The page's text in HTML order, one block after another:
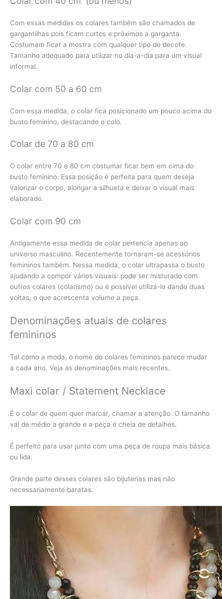
Com essas medidas os colares também são chamados de
gargantilhas pois ficam curtos e próximos a garganta.
Costumam ficar a mostra com qualquer tipo de decote.
Tamanho adequado para utilizar no dia-a-dia para um visual
informal.
Colar com 50 a 60 cm
Com essa medida, o colar fica posicionado um pouco acima do
busto feminino, destacando o colo.
Colar de 70 a 80 cm
O colar entre 70 e 80 cm costumar ficar bem em cima do
busto feminino. Essa posição é perfeita para quem deseja
valorizar o corpo, alongar a silhueta e deixar o visual mais
elaborado.
Colar com 90 cm
Antigamente essa medida de colar pertencia apenas ao
universo masculino. Recentemente tornaram-se acessórios
femininos também. Nessa medida, o colar ultrapassa o busto
ajudando a compor vários visuais: pode ser misturado com
outros colares (colarismo) ou é possível utilizá-lo dando duas
voltas, o que acrescenta volume a peça.
Denominações atuais de colares
femininos
Tal como a moda, o nome do colares femininos parece mudar
a cada ano. Veja as denominações mais recentes.
Maxi colar / Statement Necklace
É o colar de quem quer marcar, chamar a atenção. O tamanho
vai de médio a grande e a peça é cheia de detalhes.
É perfeito para usar junto com uma peça de roupa mais básica
ou lida.
Grande parte desses colares são bijuterias mas não
necessariamente baratas.